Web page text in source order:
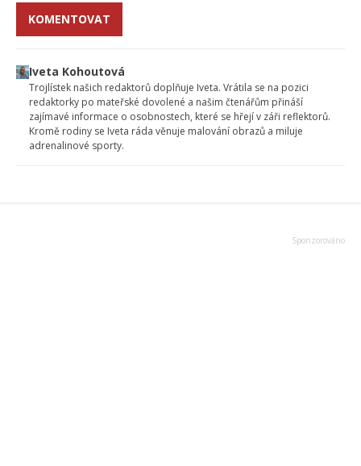
KOMENTOVAT
Iveta Kohoutová
Trojlístek našich redaktorů doplňuje Iveta. Vrátila se na pozici
redaktorky po mateřské dovolené a našim čtenářům přináší
zajímavé informace o osobnostech, které se hřejí v záři reflektorů.
Kromě rodiny se Iveta ráda věnuje malování obrazů a miluje
adrenalinové sporty.